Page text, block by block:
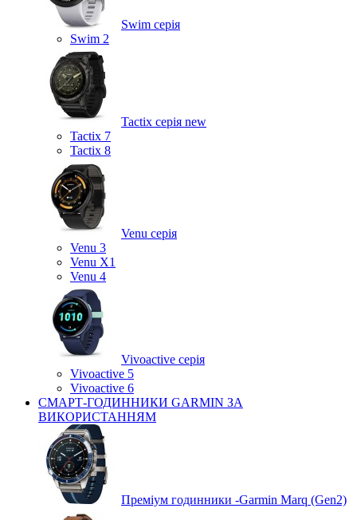
Swim серія
Swim 2
Tactix серія new
Tactix 7
Tactix 8
Venu серія
Venu 3
Venu X1
Venu 4
Vivoactive серія
Vivoactive 5
Vivoactive 6
СМАРТ-ГОДИННИКИ GARMIN ЗА
ВИКОРИСТАННЯМ
Преміум годинники -Garmin Marq (Gen2)